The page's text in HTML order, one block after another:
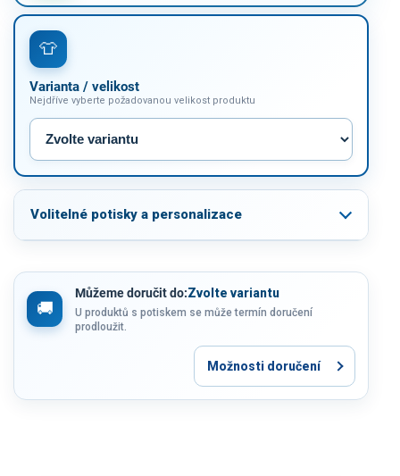
Varianta / velikost
Nejdříve vyberte požadovanou velikost produktu
Volitelné potisky a personalizace
Můžeme doručit do:Zvolte variantu
U produktů s potiskem se může termín doručení
prodloužit.
Možnosti doručení